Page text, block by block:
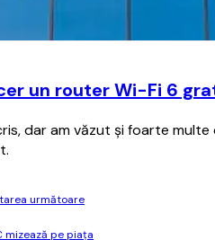
un router Wi-Fi 6
dar am văzut şi foarte
următoare
mizează pe piaţa